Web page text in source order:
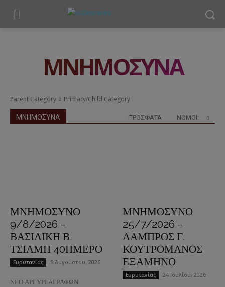
ΜΝΗΜΟΣΥΝΑ
Parent Category Primary/Child Category
ΜΝΗΜΟΣΥΝΑ ΠΡΟΣΦΑΤΑ ΝΟΜΟΊ:
ΜΝΗΜΟΣΥΝΟ
9/8/2026 –
ΒΑΣΙΛΙΚΗ Β.
ΤΣΙΑΜΗ 40ΗΜΕΡΟ
Ευρυτανίας 5 Αυγούστου, 2026
ΝΕΟ ΑΡΓΥΡΙ ΑΓΡΑΦΩΝ
ΜΝΗΜΟΣΥΝΟ
25/7/2026 –
ΛΑΜΠΡΟΣ Γ.
ΚΟΥΤΡΟΜΑΝΟΣ
ΕΞΑΜΗΝΟ
Ευρυτανίας 24 Ιουλίου, 2026